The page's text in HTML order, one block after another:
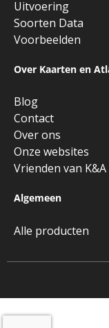
Uitvoering
Soorten Data
Voorbeelden
Over Kaarten en
Blog
Contact
Over ons
Onze websites
Vrienden van K&A
Algemeen
Alle producten